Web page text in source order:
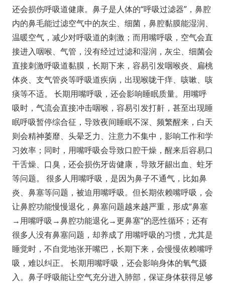
还会损伤呼吸道健康。鼻子是人体的“呼吸过滤器”，鼻腔
内的鼻毛能过滤空气中的灰尘、细菌，鼻腔黏膜能湿润、
温暖空气，减少对呼吸道的刺激；而用嘴呼吸，空气会直
接进入咽喉、气管，没有经过过滤和湿润，灰尘、细菌会
直接刺激呼吸道黏膜，长期下来，容易引发咽喉炎、扁桃
体炎、支气管炎等呼吸道疾病，出现喉咙干痒、咳嗽、咳
痰等不适。 长期用嘴呼吸，还会影响睡眠质量。用嘴呼
吸时，气流会直接冲击咽喉，容易引发打鼾，甚至出现睡
眠呼吸暂停综合征，导致夜间睡眠不深、频繁醒来，白天
则会精神萎靡、头晕乏力、注意力不集中，影响工作和学
习效率；同时，用嘴呼吸会导致口腔干燥，醒来后容易口
干舌燥、口臭，还会损伤牙齿健康，导致牙龈出血、蛀牙
等问题。 很多人用嘴呼吸，是因为鼻子不通气，比如鼻
炎、鼻塞等问题，被迫用嘴呼吸。但长期依赖嘴呼吸，会
让鼻腔功能慢慢退化，鼻塞问题越来越严重，形成“鼻塞
→用嘴呼吸→鼻腔功能退化→更鼻塞”的恶性循环；还有
很多人没有鼻塞问题，却养成了用嘴呼吸的习惯，尤其是
睡觉时，不自觉地张开嘴巴，长期下来，会慢慢依赖嘴呼
吸，难以纠正。 长期用嘴呼吸，还会影响身体的氧气摄
入。鼻子呼吸能让空气充分进入肺部，保证身体获得足够